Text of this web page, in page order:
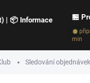
| 📦 Informace
🏪
min
Sledování objednávek